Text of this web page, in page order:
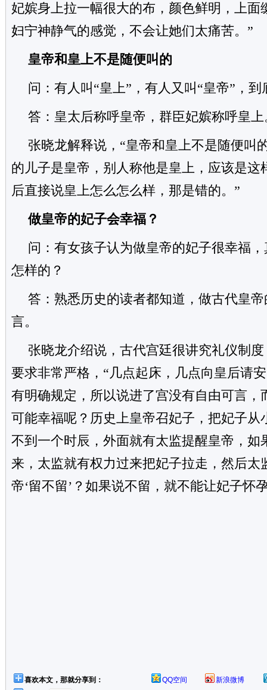
妃嫔身上拉一幅很大的布，颜色鲜明，上面
妇宁神静气的感觉，不会让她们太痛苦。”
皇帝和皇上不是随便叫的
问：有人叫“皇上”，有人又叫“皇帝”，
答：皇太后称呼皇帝，群臣妃嫔称呼皇上
张晓龙解释说，“皇帝和皇上不是随便叫
的儿子是皇帝，别人称他是皇上，应该是这
后直接说皇上怎么怎么样，那是错的。”
做皇帝的妃子会幸福？
问：有女孩子认为做皇帝的妃子很幸福
怎样的？
答：熟悉历史的读者都知道，做古代皇
言。
张晓龙介绍说，古代宫廷很讲究礼仪制
要求非常严格，“几点起床，几点向皇后请
有明确规定，所以说进了宫没有自由可言，
可能幸福呢？历史上皇帝召妃子，把妃子从
不到一个时辰，外面就有太监提醒皇帝，如
来，太监就有权力过来把妃子拉走，然后太
帝‘留不留’？如果说不留，就不能让妃子怀
喜欢本文，那就分享到： QQ空间
新浪微博